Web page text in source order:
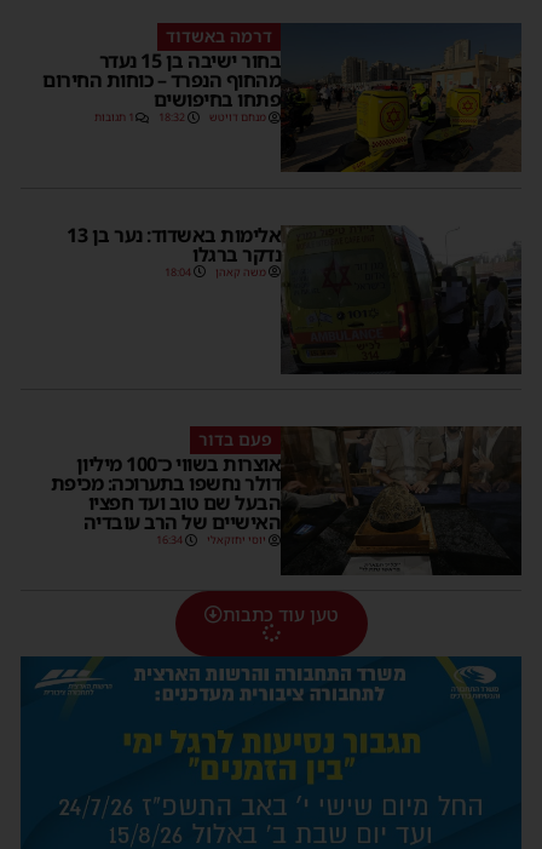
דרמה באשדוד
בחור ישיבה בן 15 נעדר
מהחוף הנפרד – כוחות החירום
פתחו בחיפושים
מנחם דויטש 18:32 1 תגובות
אלימות באשדוד: נער בן 13
נדקר ברגלו
משה קאהן 18:04
פעם בדור
אוצרות בשווי כ־100 מיליון
דולר נחשפו בתערוכה: מכיפת
הבעל שם טוב ועד חפציו
האישיים של הרב עובדיה
יוסי יחזקאלי 16:34
טען עוד כתבות